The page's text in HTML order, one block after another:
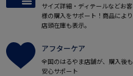
サイズ詳細・ディテールなどお客
様の購入をサポート！商品により
店頭在庫も表示。
アフターケア
全国のはるやま店舗が、購入後も
安心サポート